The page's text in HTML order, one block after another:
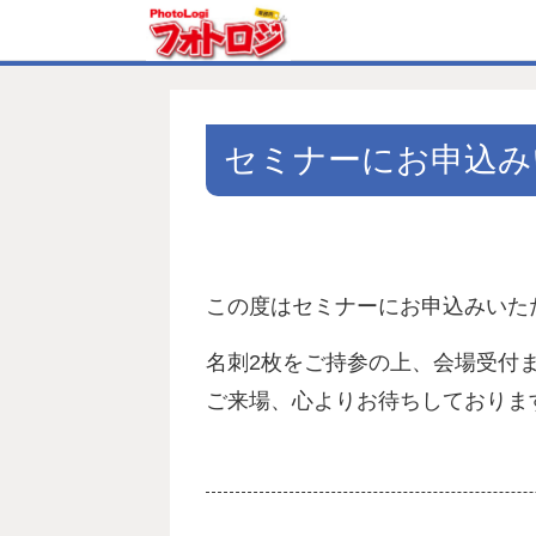
セミナーにお申込
この度はセミナーにお申込みい
名刺2枚をご持参の上、会場受付
ご来場、心よりお待ちしておりま